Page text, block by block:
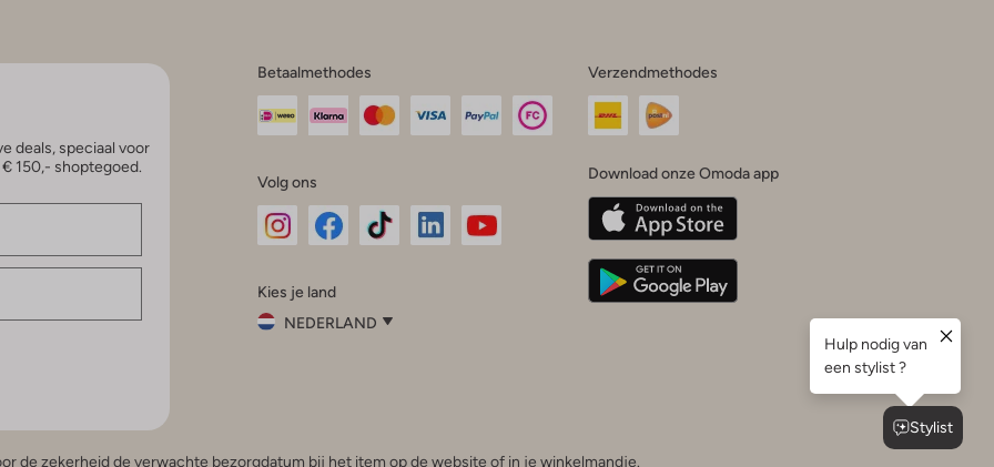
deals, speciaal voor
150,- shoptegoed.
Betaalmethodes
Volg ons
InstagramFacebook
Kies je land
NEDERLAND
België (Nederlands)
Verzendmethodes
Download onze Omoda app
de zekerheid de verwachte bezorgdatum bij het item op de website of in je winkelmandje.